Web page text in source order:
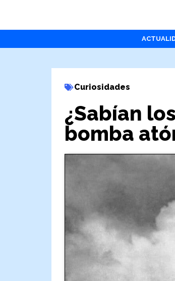
Curiosidades
¿Sabían
bomba